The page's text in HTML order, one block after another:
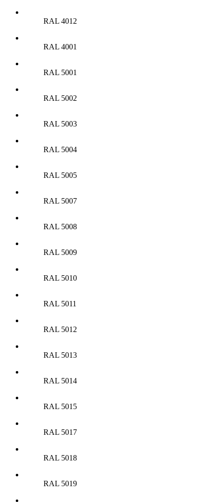
RAL 4012
RAL 4001
RAL 5001
RAL 5002
RAL 5003
RAL 5004
RAL 5005
RAL 5007
RAL 5008
RAL 5009
RAL 5010
RAL 5011
RAL 5012
RAL 5013
RAL 5014
RAL 5015
RAL 5017
RAL 5018
RAL 5019